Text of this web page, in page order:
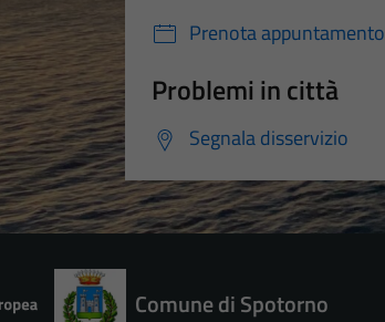
Prenota appuntamento
Problemi in città
Segnala disservizio
Comune di Spotorno